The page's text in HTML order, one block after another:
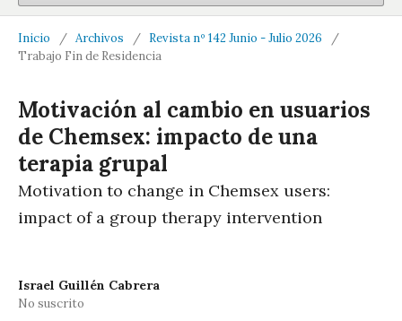
Inicio / Archivos / Revista nº 142 Junio - Julio 2026
/
Trabajo Fin de Residencia
Motivación al cambio en usuarios
de Chemsex: impacto de una
terapia grupal
Motivation to change in Chemsex users:
impact of a group therapy intervention
Israel Guillén Cabrera
No suscrito